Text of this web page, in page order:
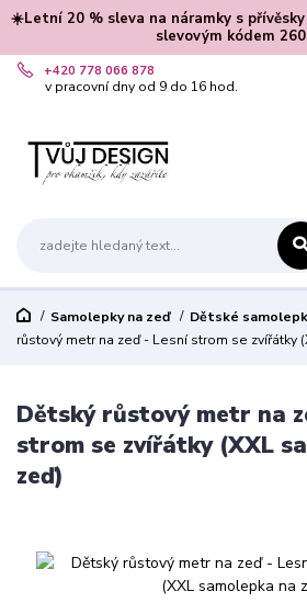
☀️Letní 20 % sleva na náramky s
slevovým kódem
+420 778 066 878
v pracovní dny od 9 do 16 hod.
Samolepky na zeď Dětské
růstový metr na zeď - Lesní strom se zvířátky
Dětský růstový metr na
strom se zvířátky (XXL
zeď)